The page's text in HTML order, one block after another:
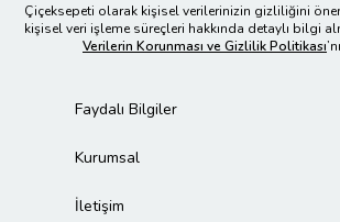
Çiçeksepeti olarak kişisel verilerinizin gizliliğini
kişisel veri işleme süreçleri hakkında detaylı bilgi
Verilerin Korunması ve Gizlilik Politikası
Faydalı Bilgiler
Kurumsal
İletişim